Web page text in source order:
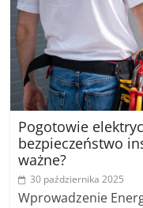
Pogotowie
bezpieczeństwo
ważne?
30 października 2025
Wprowadzenie